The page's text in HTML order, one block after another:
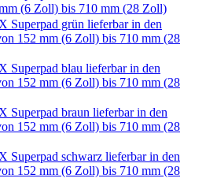
(6 Zoll) bis 710 mm (28 Zoll)
Superpad grün lieferbar in den
152 mm (6 Zoll) bis 710 mm (28
Superpad blau lieferbar in den
152 mm (6 Zoll) bis 710 mm (28
Superpad braun lieferbar in den
152 mm (6 Zoll) bis 710 mm (28
Superpad schwarz lieferbar in den
152 mm (6 Zoll) bis 710 mm (28